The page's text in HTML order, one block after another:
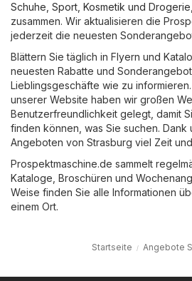
Schuhe, Sport Kosmetik und Drogerie
zusammen. Wir aktualisieren die
jederzeit die neuesten
Blättern Sie täglich in Flyern und
neuesten Rabatte und
Lieblingsgeschäfte wie zu
unserer Website haben wir großen
Benutzerfreundlichkeit gelegt, damit
finden können, was Sie suchen. Dank
Angeboten von Strasburg viel Zeit
Prospektmaschine.de sammelt
Kataloge, Broschüren und
Weise finden Sie alle Informationen
einem Ort.
Startseite Angebote